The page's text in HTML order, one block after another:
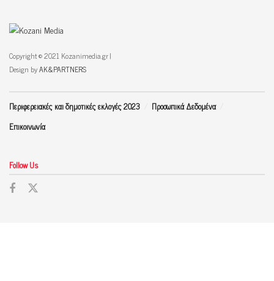
Copyright © 2021 Kozanimedia.gr |
Design byAK&PARTNERS
Περιφερειακές και δημοτικές εκλογές 2023
Προσωπικά Δεδομένα
Επικοινωνία
Follow Us